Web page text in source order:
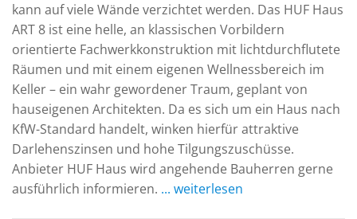
kann auf viele Wände verzichtet werden. Das HUF Haus
ART 8 ist eine helle, an klassischen Vorbildern
orientierte Fachwerkkonstruktion mit lichtdurchflutete
Räumen und mit einem eigenen Wellnessbereich im
Keller – ein wahr gewordener Traum, geplant von
hauseigenen Architekten. Da es sich um ein Haus nach
KfW-Standard handelt, winken hierfür attraktive
Darlehenszinsen und hohe Tilgungszuschüsse.
Anbieter HUF Haus wird angehende Bauherren gerne
ausführlich informieren. ... weiterlesen